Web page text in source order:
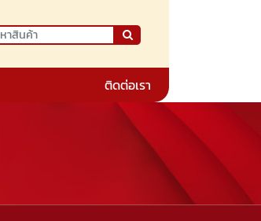
ติดต่อเรา